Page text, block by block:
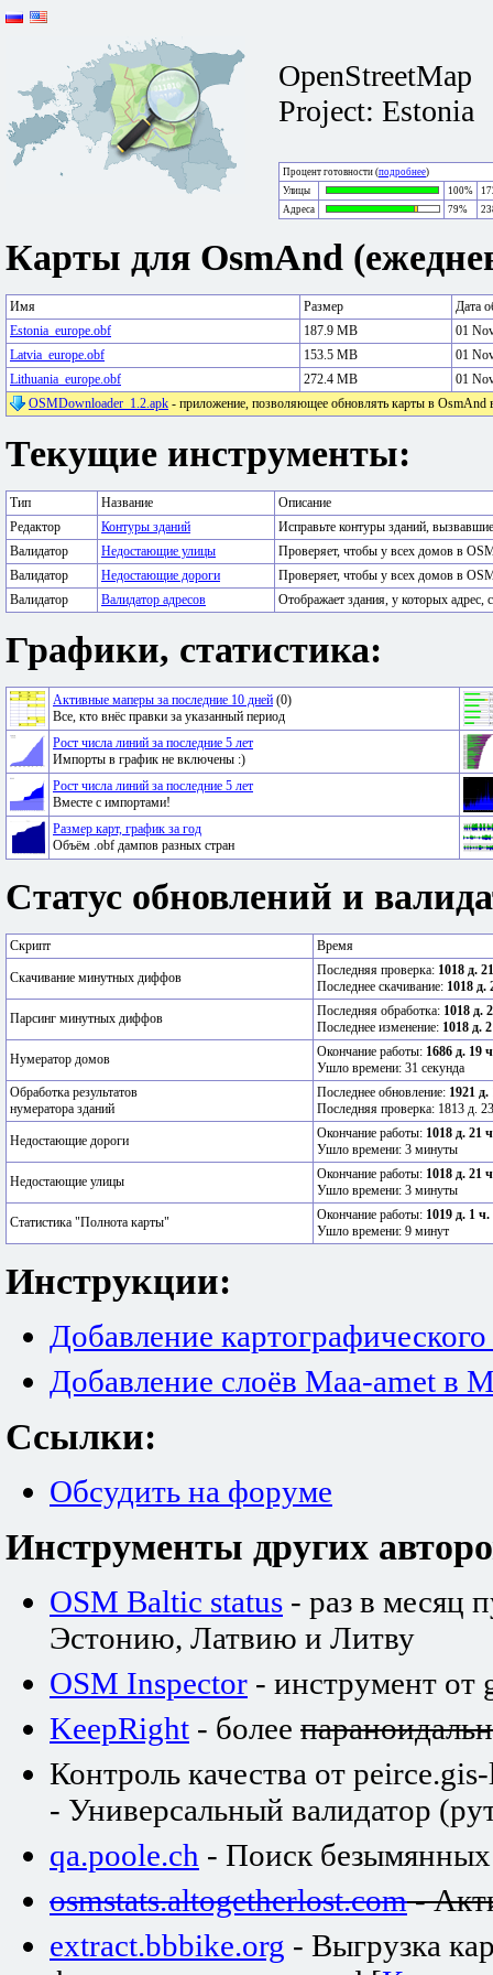
OpenStreetMap
Project: Estonia
Процент готовности (подробнее)
Улицы
100%
Адреса
79%
Карты для OsmAnd
Имя Размер
Дата
Estonia_europe.obf
187.9 MB
01
Latvia_europe.obf
153.5 MB
01
Lithuania_europe.obf
272.4 MB
01
OSMDownloader_1.2.apk - приложение, позволяющее обновлять карты в OsmAnd
Текущие инструменты:
Тип Название
Описание
Редактор
Контуры зданий
Исправьте контуры зданий,
Валидатор
Недостающие улицы
Проверяет, чтобы у всех домов в
Валидатор
Недостающие дороги
Проверяет, чтобы у всех домов в
Валидатор
Валидатор адресов Отображает здания, у которых адрес,
Графики, статистика:
Активные маперы за последние 10 дней (0)
Все, кто внёс правки за указанный период
Рост числа линий за последние 5 лет
Импорты в график не включены :)
Рост числа линий за последние 5 лет
Вместе с импортами!
Размер карт, график за год
Объём .obf дампов разных стран
Статус обновлений и
Скрипт Время
Скачивание минутных диффов Последняя проверка: 1018 д.
Последнее скачивание: 1018 д.
Парсинг минутных диффов Последняя обработка: 1018 д.
Последнее изменение: 1018 д.
Нумератор домов Окончание работы: 1686 д. 19
Ушло времени: 31 секунда
Обработка результатов
нумератора зданий
Последнее обновление: 1921 д.
Последняя проверка: 1813 д.
Недостающие дороги Окончание работы: 1018 д. 21
Ушло времени: 3 минуты
Недостающие улицы Окончание работы: 1018 д. 21
Ушло времени: 3 минуты
Статистика "Полнота карты" Окончание работы: 1019 д. 1 ч.
Ушло времени: 9 минут
Инструкции:
Добавление
Добавление слоёв Maa-amet в
Ссылки:
Обсудить на форуме
Инструменты других
OSM Baltic status - раз в месяц
Эстонию, Латвию и Литву
OSM Inspector - инструмент от
KeepRight - более
Контроль качества от
- Универсальный валидатор
qa.poole.ch - Поиск
osmstats.altogetherlost.com-
extract.bbbike.org - Выгрузка